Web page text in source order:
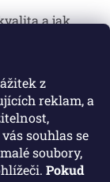
z
reklam, a
souhlas se
soubory,
Pokud
a jak
a luxusu. ...